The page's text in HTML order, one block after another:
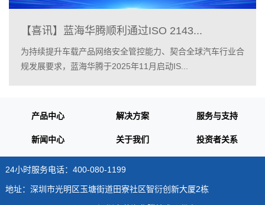
【喜讯】蓝海华腾顺利通过ISO 2143...
为持续提升车载产品网络安全管控能力、契合全球汽车行业合
规发展要求，蓝海华腾于2025年11月启动IS...
产品中心 解决方案 服务与支持
新闻中心 关于我们 投资者关系
24小时服务电话：400-080-1199
地址：深圳市光明区玉塘街道田寮社区智衍创新大厦2栋